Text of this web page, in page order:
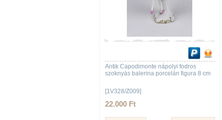
Antik Capodimonte nápolyi fodros
szoknyás balerina porcelán figura 8 cm
[1V328/Z009]
22.000 Ft